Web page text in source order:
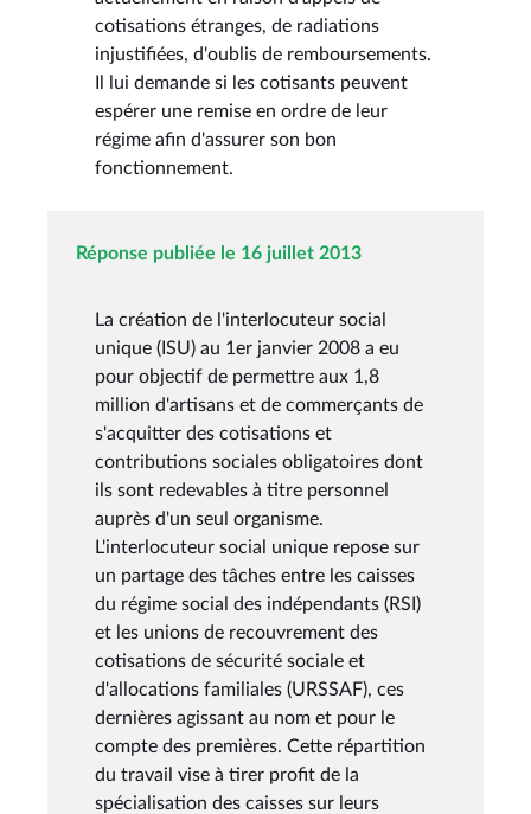
cotisations étranges, de radiations
injustifiées, d'oublis de remboursements.
Il lui demande si les cotisants peuvent
espérer une remise en ordre de leur
régime afin d'assurer son bon
fonctionnement.
Réponse publiée le 16 juillet 2013
La création de l'interlocuteur social
unique (ISU) au 1er janvier 2008 a eu
pour objectif de permettre aux 1,8
million d'artisans et de commerçants de
s'acquitter des cotisations et
contributions sociales obligatoires dont
ils sont redevables à titre personnel
auprès d'un seul organisme.
L'interlocuteur social unique repose sur
un partage des tâches entre les caisses
du régime social des indépendants (RSI)
et les unions de recouvrement des
cotisations de sécurité sociale et
d'allocations familiales (URSSAF), ces
dernières agissant au nom et pour le
compte des premières. Cette répartition
du travail vise à tirer profit de la
spécialisation des caisses sur leurs